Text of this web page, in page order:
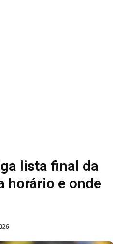
lista final da
horário e onde